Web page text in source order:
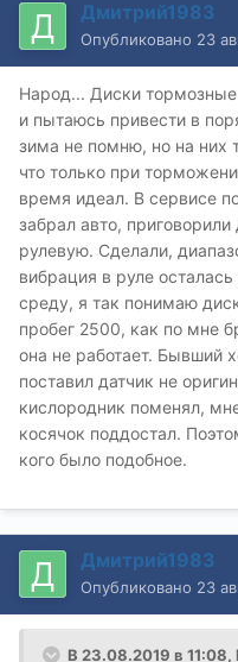
Дмитрий1983
Опубликовано 23
Народ... Диски
и пытаюсь привести в
зима не помню, но на них
что только при
время идеал. В сервисе
забрал авто,
рулевую. Сделали,
вибрация в руле
среду, я так понимаю
пробег 2500, как по мне
она не работает. Бывший
поставил датчик не
кислородник поменял,
косячок поддостал.
кого было подобное.
Дмитрий1983
Опубликовано 23
В 23.08.2019 в 11:08,